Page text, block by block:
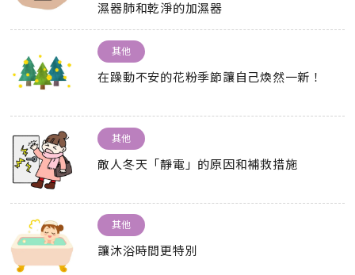
濕器肺和乾淨的加濕器
其他
在躁動不安的花粉季節讓自己煥然一新！
其他
敵人冬天「靜電」的原因和補救措施
其他
讓沐浴時間更特別